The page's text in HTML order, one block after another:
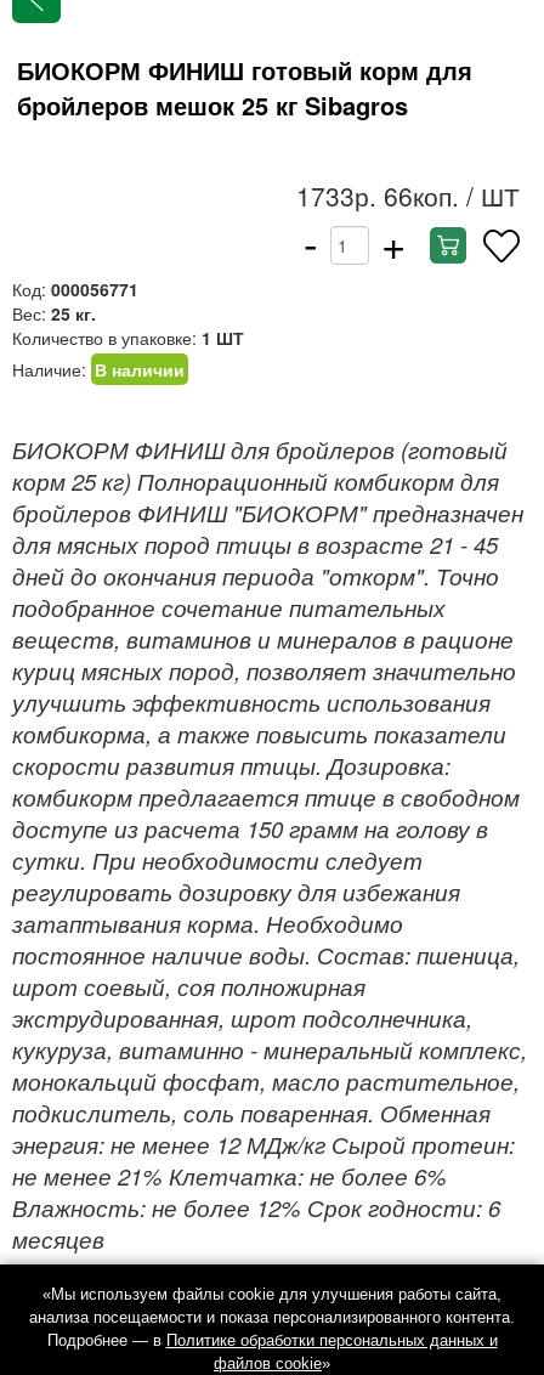
БИОКОРМ ФИНИШ готовый корм для
бройлеров мешок 25 кг Sibagros
1733р. 66коп. / ШТ
- +
Код: 000056771
Вес: 25 кг.
Количество в упаковке: 1 ШТ
Наличие: В наличии
БИОКОРМ ФИНИШ для бройлеров (готовый
корм 25 кг) Полнорационный комбикорм для
бройлеров ФИНИШ "БИОКОРМ" предназначен
для мясных пород птицы в возрасте 21 - 45
дней до окончания периода "откорм". Точно
подобранное сочетание питательных
веществ, витаминов и минералов в рационе
куриц мясных пород, позволяет значительно
улучшить эффективность использования
комбикорма, а также повысить показатели
скорости развития птицы. Дозировка:
комбикорм предлагается птице в свободном
доступе из расчета 150 грамм на голову в
сутки. При необходимости следует
регулировать дозировку для избежания
затаптывания корма. Необходимо
постоянное наличие воды. Состав: пшеница,
шрот соевый, соя полножирная
экструдированная, шрот подсолнечника,
кукуруза, витаминно - минеральный комплекс,
монокальций фосфат, масло растительное,
подкислитель, соль поваренная. Обменная
энергия: не менее 12 МДж/кг Сырой протеин:
не менее 21% Клетчатка: не более 6%
Влажность: не более 12% Срок годности: 6
месяцев
«Мы используем файлы cookie для улучшения работы сайта,
анализа посещаемости и показа персонализированного контента.
Подробнее — в Политике обработки персональных данных и
файлов cookie»